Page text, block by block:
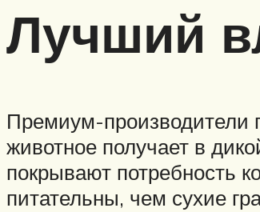
Лучший
Премиум-производители
животное получает в
покрывают потребность
питательны, чем сухие